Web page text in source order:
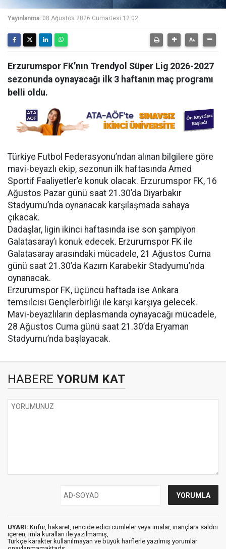
Yayınlanma: 08 Ağustos 2026 Cumartesi 12:02
Erzurumspor FK’nın Trendyol Süper Lig 2026-2027
sezonunda oynayacağı ilk 3 haftanın maç programı
belli oldu.
Türkiye Futbol Federasyonu’ndan alınan bilgilere göre
mavi-beyazlı ekip, sezonun ilk haftasında Amed
Sportif Faaliyetler’e konuk olacak. Erzurumspor FK, 16
Ağustos Pazar günü saat 21.30’da Diyarbakır
Stadyumu’nda oynanacak karşılaşmada sahaya
çıkacak.
Dadaşlar, ligin ikinci haftasında ise son şampiyon
Galatasaray’ı konuk edecek. Erzurumspor FK ile
Galatasaray arasındaki mücadele, 21 Ağustos Cuma
günü saat 21.30’da Kazım Karabekir Stadyumu’nda
oynanacak.
Erzurumspor FK, üçüncü haftada ise Ankara
temsilcisi Gençlerbirliği ile karşı karşıya gelecek.
Mavi-beyazlıların deplasmanda oynayacağı mücadele,
28 Ağustos Cuma günü saat 21.30’da Eryaman
Stadyumu’nda başlayacak.
HABERE YORUM KAT
UYARI: Küfür, hakaret, rencide edici cümleler veya imalar, inançlara saldırı
içeren, imla kuralları ile yazılmamış,
Türkçe karakter kullanılmayan ve büyük harflerle yazılmış yorumlar